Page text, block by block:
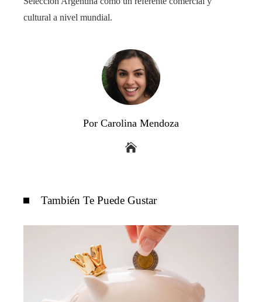
cultural a nivel mundial.
Por Carolina Mendoza
También Te Puede Gustar